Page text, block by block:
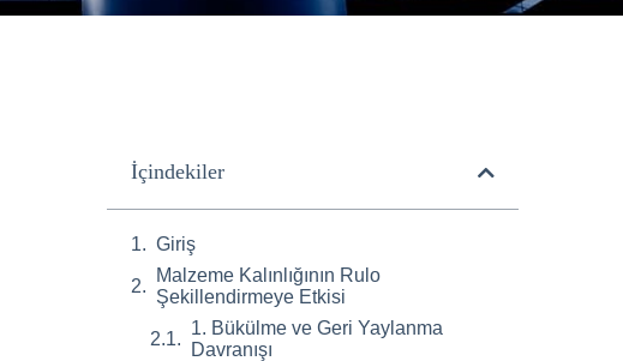
İçindekiler
Giriş
Malzeme Kalınlığının Rulo
Şekillendirmeye Etkisi
1. Bükülme ve Geri Yaylanma
Davranışı